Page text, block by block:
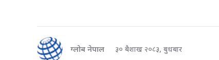
ग्लोब नेपाल ३० बैशाख २०८३, बुधबार